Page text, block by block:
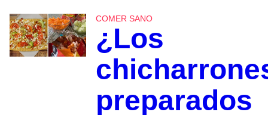
COMER SANO
¿Los
preparados